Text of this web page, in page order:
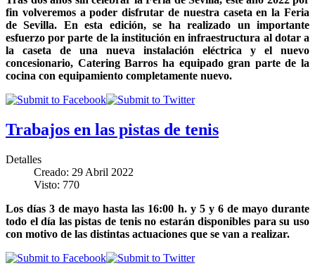
fin volveremos a poder disfrutar de nuestra caseta en la Feria
de Sevilla. En esta edición, se ha realizado un importante
esfuerzo por parte de la institución en infraestructura al dotar a
la caseta de una nueva instalación eléctrica y el nuevo
concesionario, Catering Barros ha equipado gran parte de la
cocina con equipamiento completamente nuevo.
Trabajos en las pistas de tenis
Detalles
Creado: 29 Abril 2022
Visto: 770
Los días 3 de mayo hasta las 16:00 h. y 5 y 6 de mayo durante
todo el día las pistas de tenis no estarán disponibles para su uso
con motivo de las distintas actuaciones que se van a realizar.